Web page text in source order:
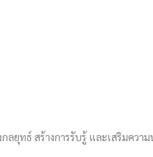
ลยุทธ์ สร้างการรับรู้ และเสริมควา